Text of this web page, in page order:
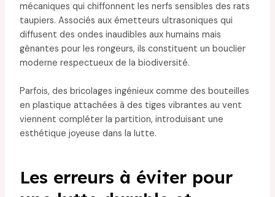
mécaniques qui chiffonnent les nerfs sensibles des rats
taupiers. Associés aux émetteurs ultrasoniques qui
diffusent des ondes inaudibles aux humains mais
gênantes pour les rongeurs, ils constituent un bouclier
moderne respectueux de la biodiversité.
Parfois, des bricolages ingénieux comme des bouteilles
en plastique attachées à des tiges vibrantes au vent
viennent compléter la partition, introduisant une
esthétique joyeuse dans la lutte.
Les erreurs à éviter pour